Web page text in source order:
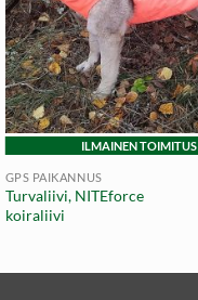
+
ILMAINEN TOIMITUS
GPS PAIKANNUS
Turvaliivi, NITEforce
koiraliivi